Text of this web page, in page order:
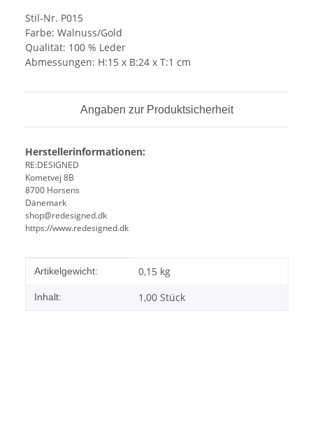
Stil-Nr. P015
Farbe: Walnuss/Gold
Qualität: 100 % Leder
Abmessungen: H:15 x B:24 x T:1 cm
Angaben zur Produktsicherheit
Herstellerinformationen:
RE:DESIGNED
Kometvej 8B
8700 Horsens
Dänemark
shop@redesigned.dk
https://www.redesigned.dk
Produkteigenschaft
Wert
Artikelgewicht: 0,15 kg
Inhalt: 1,00 Stück